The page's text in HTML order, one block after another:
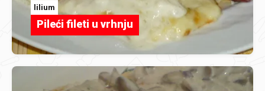
lilium
Pileći fileti u vrhnju